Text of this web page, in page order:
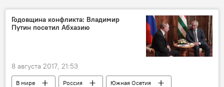
Годовщина конфликта: Владимир
Путин посетил Абхазию
8 августа 2017, 21:53
В мире Россия
Южная Осетия